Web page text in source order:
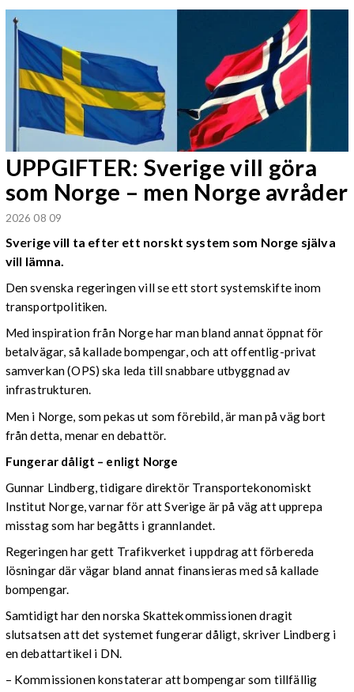
UPPGIFTER: Sverige vill göra
som Norge – men Norge avråder
2026 08 09
Sverige vill ta efter ett norskt system som Norge själva
vill lämna.
Den svenska regeringen vill se ett stort systemskifte inom
transportpolitiken.
Med inspiration från Norge har man bland annat öppnat för
betalvägar, så kallade bompengar, och att offentlig-privat
samverkan (OPS) ska leda till snabbare utbyggnad av
infrastrukturen.
Men i Norge, som pekas ut som förebild, är man på väg bort
från detta, menar en debattör.
Fungerar dåligt – enligt Norge
Gunnar Lindberg, tidigare direktör Transportekonomiskt
Institut Norge, varnar för att Sverige är på väg att upprepa
misstag som har begåtts i grannlandet.
Regeringen har gett Trafikverket i uppdrag att förbereda
lösningar där vägar bland annat finansieras med så kallade
bompengar.
Samtidigt har den norska Skattekommissionen dragit
slutsatsen att det systemet fungerar dåligt, skriver Lindberg i
en debattartikel i DN.
– Kommissionen konstaterar att bompengar som tillfällig